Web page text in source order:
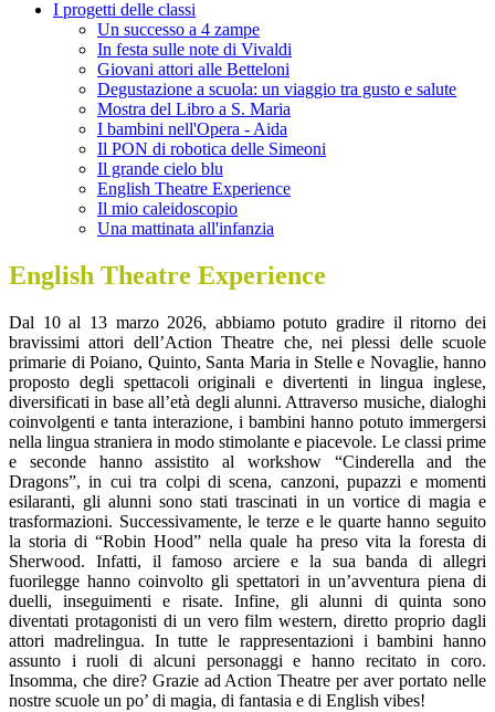
I progetti delle classi
Un successo a 4 zampe
In festa sulle note di Vivaldi
Giovani attori alle Betteloni
Degustazione a scuola: un viaggio tra gusto e salute
Mostra del Libro a S. Maria
I bambini nell'Opera - Aida
Il PON di robotica delle Simeoni
Il grande cielo blu
English Theatre Experience
Il mio caleidoscopio
Una mattinata all'infanzia
English Theatre Experience
Dal 10 al 13 marzo 2026, abbiamo potuto gradire il ritorno dei
bravissimi attori dell’Action Theatre che, nei plessi delle scuole
primarie di Poiano, Quinto, Santa Maria in Stelle e Novaglie, hanno
proposto degli spettacoli originali e divertenti in lingua inglese,
diversificati in base all’età degli alunni. Attraverso musiche, dialoghi
coinvolgenti e tanta interazione, i bambini hanno potuto immergersi
nella lingua straniera in modo stimolante e piacevole. Le classi prime
e seconde hanno assistito al workshow “Cinderella and the
Dragons”, in cui tra colpi di scena, canzoni, pupazzi e momenti
esilaranti, gli alunni sono stati trascinati in un vortice di magia e
trasformazioni. Successivamente, le terze e le quarte hanno seguito
la storia di “Robin Hood” nella quale ha preso vita la foresta di
Sherwood. Infatti, il famoso arciere e la sua banda di allegri
fuorilegge hanno coinvolto gli spettatori in un’avventura piena di
duelli, inseguimenti e risate. Infine, gli alunni di quinta sono
diventati protagonisti di un vero film western, diretto proprio dagli
attori madrelingua. In tutte le rappresentazioni i bambini hanno
assunto i ruoli di alcuni personaggi e hanno recitato in coro.
Insomma, che dire? Grazie ad Action Theatre per aver portato nelle
nostre scuole un po’ di magia, di fantasia e di English vibes!